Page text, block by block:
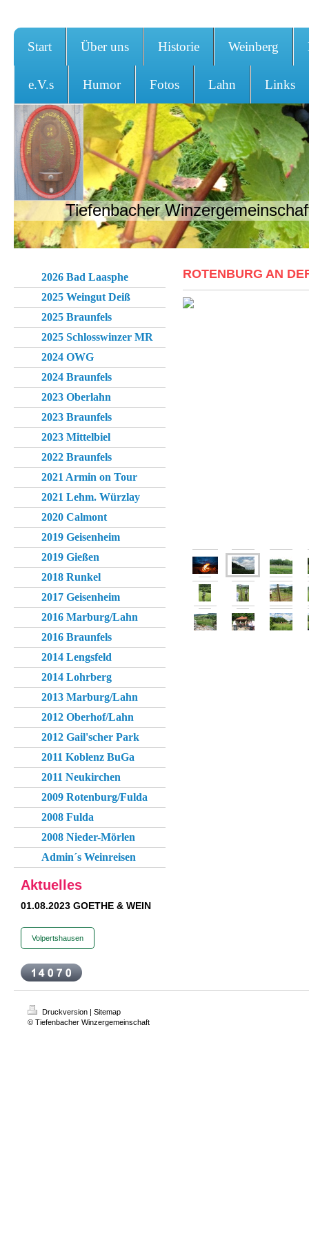
Start Über uns Historie Weinberg
e.V.s Humor Fotos Lahn Links
Tiefenbacher
2026 Bad Laasphe
2025 Weingut Deiß
2025 Braunfels
2025 Schlosswinzer MR
2024 OWG
2024 Braunfels
2023 Oberlahn
2023 Braunfels
2023 Mittelbiel
2022 Braunfels
2021 Armin on Tour
2021 Lehm. Würzlay
2020 Calmont
2019 Geisenheim
2019 Gießen
2018 Runkel
2017 Geisenheim
2016 Marburg/Lahn
2016 Braunfels
2014 Lengsfeld
2014 Lohrberg
2013 Marburg/Lahn
2012 Oberhof/Lahn
2012 Gail'scher Park
2011 Koblenz BuGa
2011 Neukirchen
2009 Rotenburg/Fulda
2008 Fulda
2008 Nieder-Mörlen
Admin´s Weinreisen
Aktuelles
01.08.2023 GOETHE & WEIN
Volpertshausen
ROTENBURG AN
Druckversion | Sitemap
© Tiefenbacher Winzergemeinschaft